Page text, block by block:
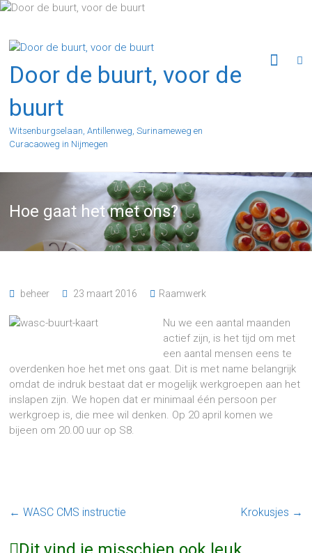
Ga
de
inhoud
Door de buurt, voor de
buurt
Witsenburgselaan, Antillenweg, Surinameweg en
Curacaoweg in Nijmegen
Hoe gaat het met ons?
beheer 23 maart 2016 Raamwerk
Nu we een aantal maanden
actief zijn, is het tijd om met
een aantal mensen eens te
overdenken hoe het met ons gaat. Dit is met name belangrijk
omdat de indruk bestaat dat er mogelijk werkgroepen aan het
inslapen zijn. We hopen dat er minimaal één persoon per
werkgroep is, die mee wil denken. Op 20 april komen we
bijeen om 20.00 uur op S8.
← WASC CMS instructie Krokusjes →